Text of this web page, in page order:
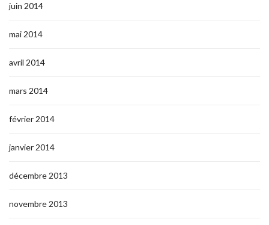
juin 2014
mai 2014
avril 2014
mars 2014
février 2014
janvier 2014
décembre 2013
novembre 2013